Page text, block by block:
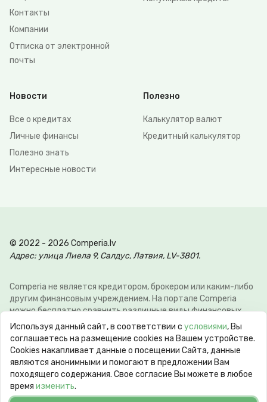
Контакты
Компании
Отписка от электронной
почты
Новости
Все о кредитах
Личные финансы
Полезно знать
Интересные новости
Полезно
Калькулятор валют
Кредитный калькулятор
© 2022 - 2026 Comperia.lv
Адрес: улица Лиела 9, Салдус, Латвия, LV-3801.
Comperia не является кредитором, брокером или каким-либо
другим финансовым учреждением. На портале Comperia
можно бесплатно сравнить различные виды финансовых
услуг, для того что-бы клиент мог сэкономить свое время и
деньги. Э-почта:info@comperia.lv. Пример расчёта: при
взятии в долг 5000 € на 60 месяцев, ежемесячный платеж
106.93 €, общие затраты 6415.59 €, годовая процентная
ставка APR 10.78%. Максимальная годовая процентная
ставка (max APR) может достигать 60%. Срок кредита от 62
дней до 10 лет.
Используя данный сайт, в соответствии с условиями, Вы
соглашаетесь на размещение cookies на Вашем устройстве.
Сookies накапливает данные о посещении Сайта, данные
являются анонимными и помогают в предложении Вам
походящего содержания. Свое согласие Вы можете в любое
время изменить.